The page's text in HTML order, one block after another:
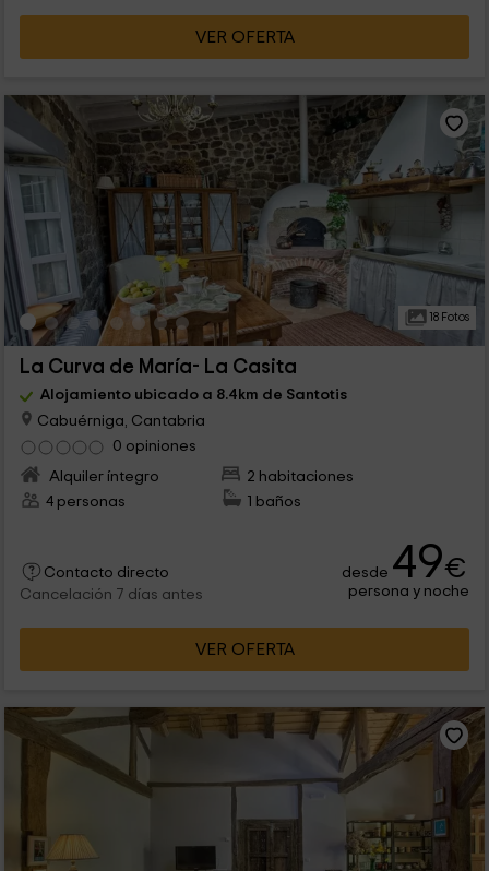
VER OFERTA
18 Fotos
La Curva de María- La Casita
Alojamiento ubicado a 8.4km de Santotis
Cabuérniga, Cantabria
0 opiniones
Alquiler íntegro
2 habitaciones
4 personas
1 baños
Contacto directo
Cancelación 7 días antes
desde 49€
persona y noche
VER OFERTA